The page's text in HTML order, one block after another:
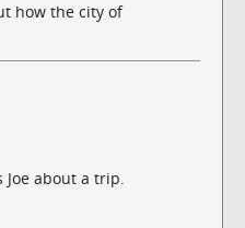
how the city of
about a trip.